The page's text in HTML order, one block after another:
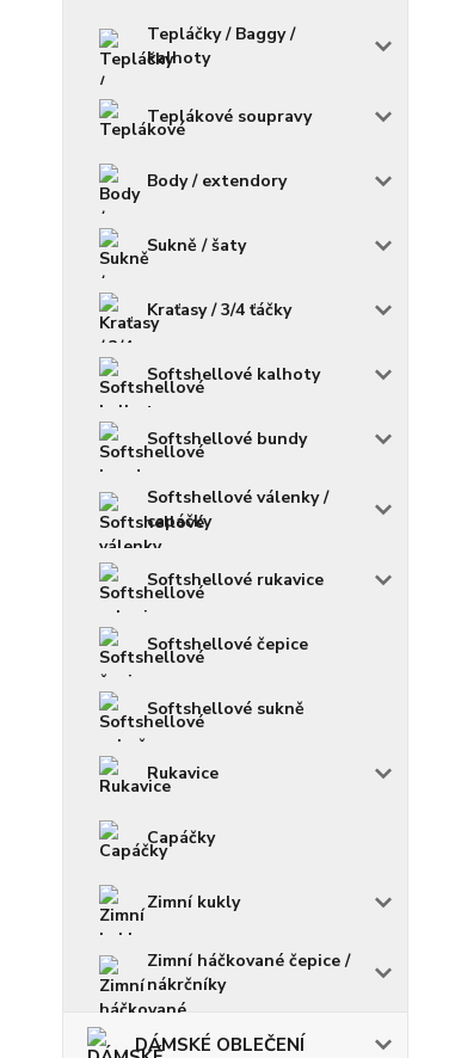
Tepláčky / Baggy /
kalhoty
Teplákové soupravy
Body / extendory
Sukně / šaty
Kraťasy / 3/4 ťáčky
Softshellové kalhoty
Softshellové bundy
Softshellové válenky /
capáčky
Softshellové rukavice
Softshellové čepice
Softshellové sukně
Rukavice
Capáčky
Zimní kukly
Zimní háčkované čepice /
nákrčníky
DÁMSKÉ OBLEČENÍ